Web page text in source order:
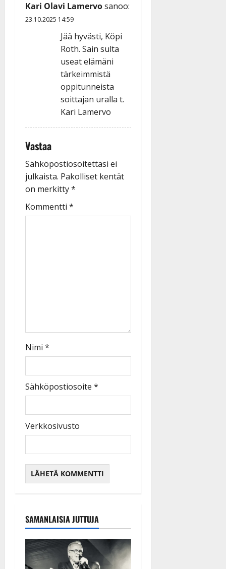
Kari Olavi Lamervosanoo:
23.10.2025 14:59
Jää hyvästi, Köpi
Roth. Sain sulta
useat elämäni
tärkeimmistä
oppitunneista
soittajan uralla t.
Kari Lamervo
Vastaa
Sähköpostiosoitettasi ei
julkaista. Pakolliset kentät
on merkitty*
Kommentti *
Nimi *
Sähköpostiosoite *
Verkkosivusto
SAMANLAISIA JUTTUJA